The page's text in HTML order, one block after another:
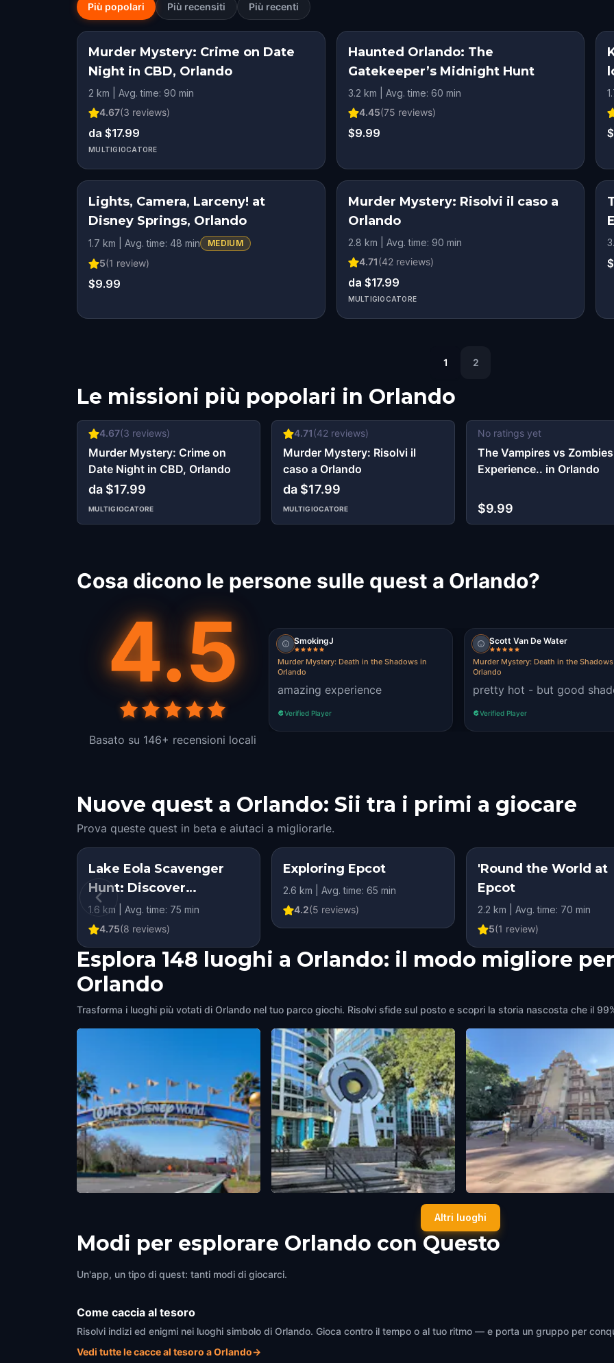
Più popolari Più recensiti Più recenti
Murder Mystery: Crime on Date
Night in CBD, Orlando
2 km | Avg. time: 90 min
4.67(3 reviews)
da $17.99
MULTIGIOCATORE
Haunted Orlando: The
Gatekeeper’s Midnight Hunt
3.2 km | Avg. time: 60 min
4.45(75 reviews)
$9.99
Lights, Camera, Larceny! at
Disney Springs, Orlando
1.7 km | Avg. time: 48 min MEDIUM
5(1 review)
$9.99
Murder Mystery: Risolvi il caso a
Orlando
2.8 km | Avg. time: 90 min
4.71(42reviews)
da $17.99
MULTIGIOCATORE
1 2
Le missioni più popolari in Orlando
4.67(3 reviews)
Murder Mystery: Crime on
Date Night in CBD, Orlando
da $17.99
MULTIGIOCATORE
4.71(42 reviews)
Murder Mystery: Risolvi il
caso a Orlando
da $17.99
MULTIGIOCATORE
No ratings yet
The Vampires vs Zombies
Experience.. in Orlando
$9.99
Cosa dicono le persone sulle quest a Orlando?
4.5
Basato su 146+ recensioni locali
SmokingJ
Murder Mystery: Death in the Shadows in
Orlando
amazing experience
Verified Player
Scott Van De Water
Murder Mystery: Death in the
Orlando
pretty hot - but good
Verified Player
Nuove quest a Orlando: Sii tra i primi a giocare
Prova queste quest in beta e aiutaci a migliorarle.
Lake Eola Scavenger
Hunt: Discover
Orlando’s Hidden Gems
1.6 km | Avg. time: 75 min
4.75(8 reviews)
Exploring Epcot
2.6 km | Avg. time: 65 min
4.2(5 reviews)
'Round the World at
Epcot
2.2 km | Avg. time: 70 min
5(1 review)
Esplora 148 luoghi a Orlando: il modo migliore
Orlando
Trasforma i luoghi più votati di Orlando nel tuo parco giochi. Risolvi sfide sul posto e scopri la storia nascosta che il
Mexico Pavilion in EPCOT
Orlando
Altri luoghi
Modi per esplorare Orlando con Questo
Un'app, un tipo di quest: tanti modi di giocarci.
Come caccia al tesoro
Risolvi indizi ed enigmi nei luoghi simbolo di Orlando. Gioca contro il tempo o al tuo ritmo — e porta un gruppo per
Vedi tutte le cacce al tesoro a Orlando→